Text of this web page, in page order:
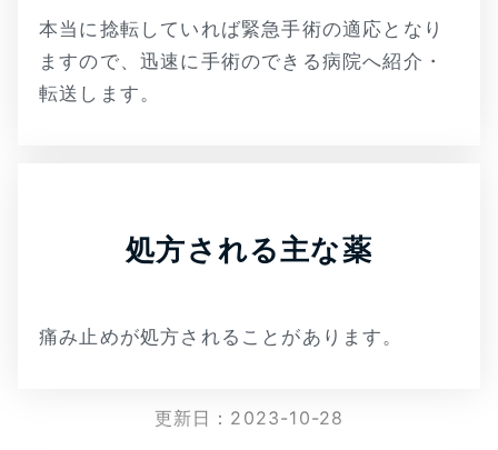
本当に捻転していれば緊急手術の適応となり
ますので、迅速に手術のできる病院へ紹介・
転送します。
処方される主な薬
痛み止めが処方されることがあります。
更新日： 2023-10-28